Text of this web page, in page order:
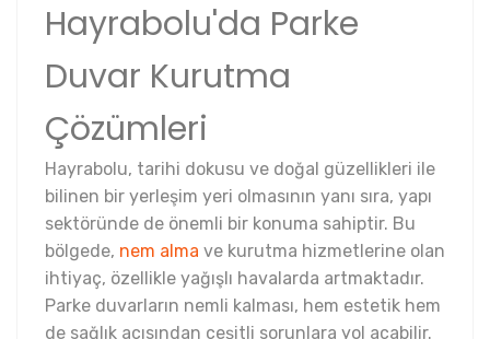
Hayrabolu'da Parke
Duvar Kurutma
Çözümleri
Hayrabolu, tarihi dokusu ve doğal güzellikleri ile
bilinen bir yerleşim yeri olmasının yanı sıra, yapı
sektöründe de önemli bir konuma sahiptir. Bu
bölgede, nem alma ve kurutma hizmetlerine olan
ihtiyaç, özellikle yağışlı havalarda artmaktadır.
Parke duvarların nemli kalması, hem estetik hem
de sağlık açısından çeşitli sorunlara yol açabilir.